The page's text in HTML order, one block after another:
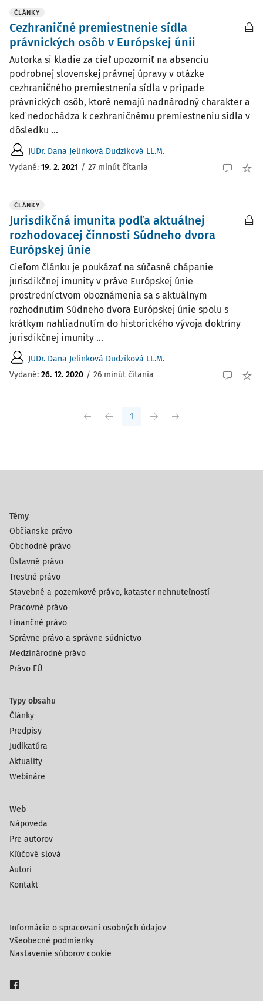
ČLÁNKY
Cezhraničné premiestnenie sídla
právnických osôb v Európskej únii
Autorka si kladie za cieľ upozorniť na absenciu
podrobnej slovenskej právnej úpravy v otázke
cezhraničného premiestnenia sídla v prípade
právnických osôb, ktoré nemajú nadnárodný charakter a
keď nedochádza k cezhraničnému premiestneniu sídla v
dôsledku ...
JUDr. Dana Jelinková Dudzíková LL.M.
Vydané: 19. 2. 2021 / 27 minút čítania
ČLÁNKY
Jurisdikčná imunita podľa aktuálnej
rozhodovacej činnosti Súdneho dvora
Európskej únie
Cieľom článku je poukázať na súčasné chápanie
jurisdikčnej imunity v práve Európskej únie
prostredníctvom oboznámenia sa s aktuálnym
rozhodnutím Súdneho dvora Európskej únie spolu s
krátkym nahliadnutím do historického vývoja doktríny
jurisdikčnej imunity ...
JUDr. Dana Jelinková Dudzíková LL.M.
Vydané: 26. 12. 2020 / 26 minút čítania
1
Témy
Občianske právo
Obchodné právo
Ústavné právo
Trestné právo
Stavebné a pozemkové právo, kataster nehnuteľností
Pracovné právo
Finančné právo
Správne právo a správne súdnictvo
Medzinárodné právo
Právo EÚ
Typy obsahu
Články
Predpisy
Judikatúra
Aktuality
Webináre
Web
Nápoveda
Pre autorov
Kľúčové slová
Autori
Kontakt
Informácie o spracovaní osobných údajov
Všeobecné podmienky
Nastavenie súborov cookie